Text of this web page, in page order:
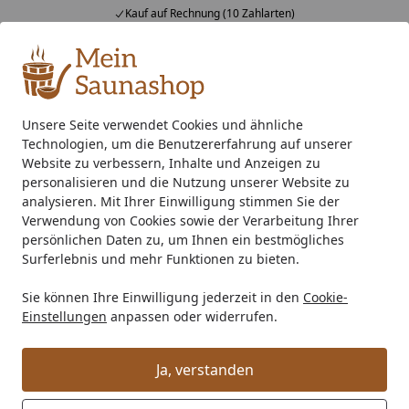
Unsere Seite verwendet Cookies und ähnliche
Technologien, um die Benutzererfahrung auf unserer
Website zu verbessern, Inhalte und Anzeigen zu
personalisieren und die Nutzung unserer Website zu
analysieren. Mit Ihrer Einwilligung stimmen Sie der
Verwendung von Cookies sowie der Verarbeitung Ihrer
persönlichen Daten zu, um Ihnen ein bestmögliches
Surferlebnis und mehr Funktionen zu bieten.
Sie können Ihre Einwilligung jederzeit in den Cookie-
Einstellungen anpassen oder widerrufen.
Ja, verstanden
Kauf auf Rechnung (10 Zahlarten)
Alle Produkte
Mein Konto
Suchen
Startseite
EPDM Folienset Nr. 181 - 549 x 750 cm
EPDM Folienset Nr. 181 - 549 x 750
cm